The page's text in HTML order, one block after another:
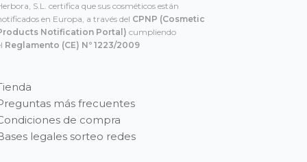
S.L. certifica que sus cosméticos están
en Europa, a través del CPNP (Cosmetic
Notification Portal) cumpliendo
Reglamento (CE) Nº 1223/2009
más frecuentes
de compra
legales sorteo redes